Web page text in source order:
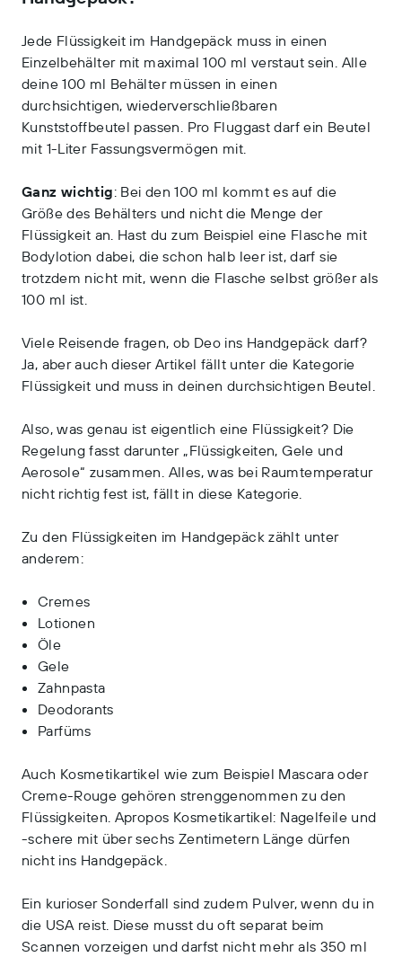
Jede Flüssigkeit im Handgepäck muss in einen
Einzelbehälter mit maximal 100 ml verstaut sein. Alle
deine 100 ml Behälter müssen in einen
durchsichtigen, wiederverschließbaren
Kunststoffbeutel passen. Pro Fluggast darf ein Beutel
mit 1-Liter Fassungsvermögen mit.
Ganz wichtig: Bei den 100 ml kommt es auf die
Größe des Behälters und nicht die Menge der
Flüssigkeit an. Hast du zum Beispiel eine Flasche mit
Bodylotion dabei, die schon halb leer ist, darf sie
trotzdem nicht mit, wenn die Flasche selbst größer als
100 ml ist.
Viele Reisende fragen, ob Deo ins Handgepäck darf?
Ja, aber auch dieser Artikel fällt unter die Kategorie
Flüssigkeit und muss in deinen durchsichtigen Beutel.
Also, was genau ist eigentlich eine Flüssigkeit? Die
Regelung fasst darunter „Flüssigkeiten, Gele und
Aerosole“ zusammen. Alles, was bei Raumtemperatur
nicht richtig fest ist, fällt in diese Kategorie.
Zu den Flüssigkeiten im Handgepäck zählt unter
anderem:
Cremes
Lotionen
Öle
Gele
Zahnpasta
Deodorants
Parfüms
Auch Kosmetikartikel wie zum Beispiel Mascara oder
Creme-Rouge gehören strenggenommen zu den
Flüssigkeiten. Apropos Kosmetikartikel: Nagelfeile und
-schere mit über sechs Zentimetern Länge dürfen
nicht ins Handgepäck.
Ein kurioser Sonderfall sind zudem Pulver, wenn du in
die USA reist. Diese musst du oft separat beim
Scannen vorzeigen und darfst nicht mehr als 350 ml